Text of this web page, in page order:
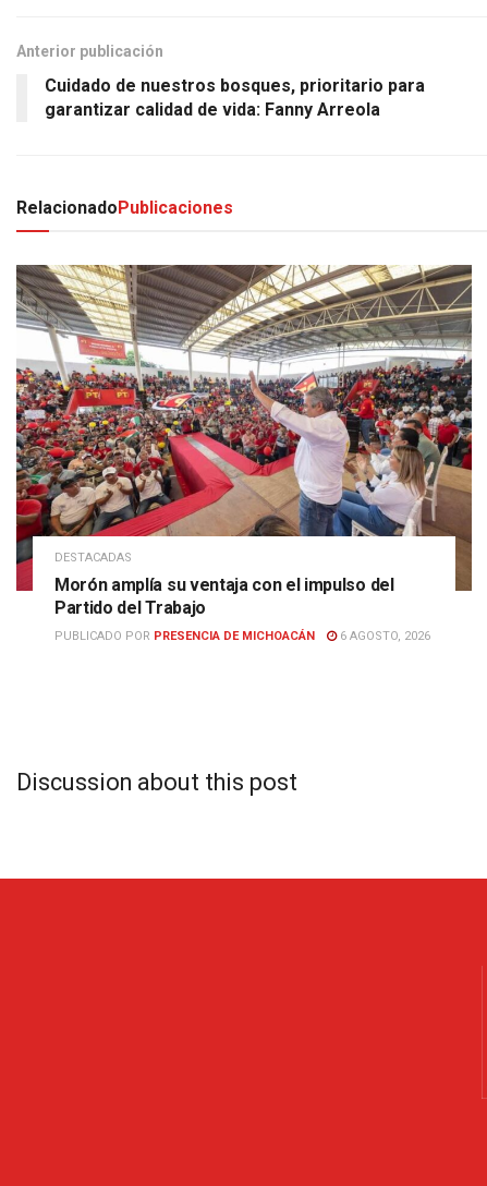
Anterior publicación
Cuidado de nuestros bosques, prioritario para
garantizar calidad de vida: Fanny Arreola
RelacionadoPublicaciones
DESTACADAS
Morón amplía su ventaja con el impulso del
Partido del Trabajo
PUBLICADO POR PRESENCIA DE MICHOACÁN 6 AGOSTO, 2026
Discussion about this post